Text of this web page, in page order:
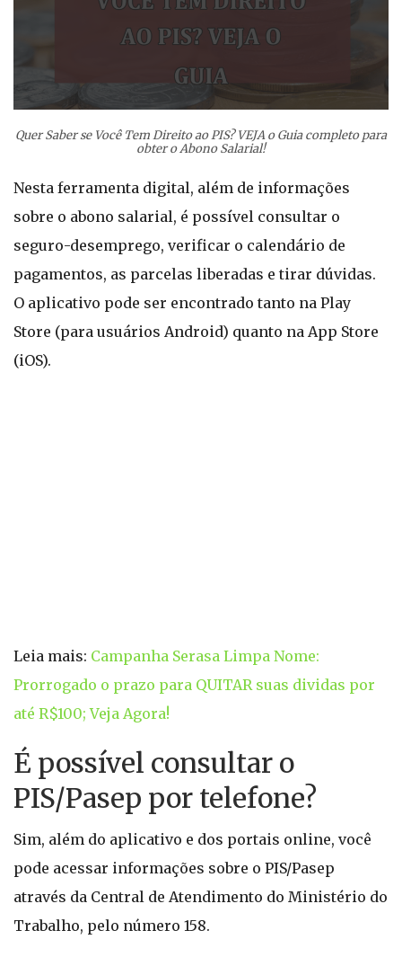
Quer Saber se Você Tem Direito ao PIS? VEJA o Guia completo para
obter o Abono Salarial!
Nesta ferramenta digital, além de informações
sobre o abono salarial, é possível consultar o
seguro-desemprego, verificar o calendário de
pagamentos, as parcelas liberadas e tirar dúvidas.
O aplicativo pode ser encontrado tanto na Play
Store (para usuários Android) quanto na App Store
(iOS).
Leia mais: Campanha Serasa Limpa Nome:
Prorrogado o prazo para QUITAR suas dividas por
até R$100; Veja Agora!
É possível consultar o
PIS/Pasep por telefone?
Sim, além do aplicativo e dos portais online, você
pode acessar informações sobre o PIS/Pasep
através da Central de Atendimento do Ministério do
Trabalho, pelo número 158.